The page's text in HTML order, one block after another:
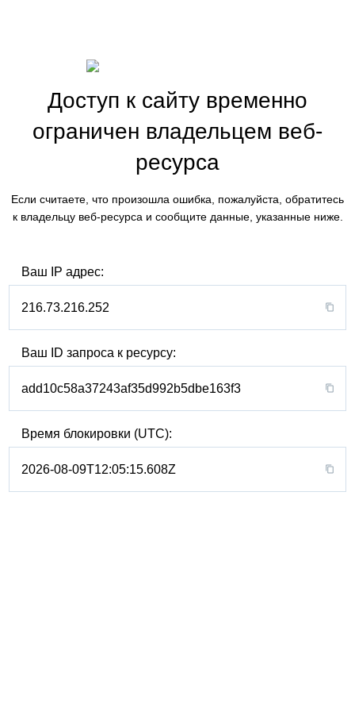
Доступ к сайту временно
ограничен владельцем веб-
ресурса
Если считаете, что произошла ошибка, пожалуйста, обратитесь
к владельцу веб-ресурса и сообщите данные, указанные ниже.
Ваш IP адрес:
216.73.216.252
Ваш ID запроса к ресурсу:
add10c58a37243af35d992b5dbe163f3
Время блокировки (UTC):
2026-08-09T12:05:15.608Z